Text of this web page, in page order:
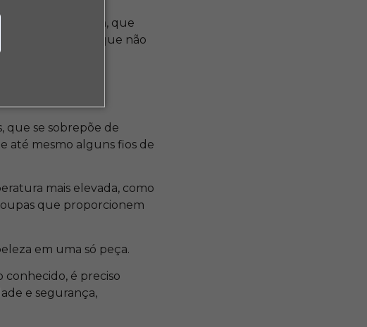
aparência única, que
por pessoas que não
com uma
que se sobrepõe de
até mesmo alguns fios de
mais elevada, como
que proporcionem
em uma só peça.
conhecido, é preciso
e segurança,